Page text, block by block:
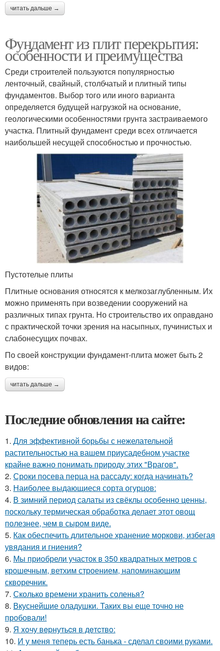
читать дальше →
Фундамент из плит перекрытия:
особенности и преимущества
Среди строителей пользуются популярностью
ленточный, свайный, столбчатый и плитный типы
фундаментов. Выбор того или иного варианта
определяется будущей нагрузкой на основание,
геологическими особенностями грунта застраиваемого
участка. Плитный фундамент среди всех отличается
наибольшей несущей способностью и прочностью.
Пустотелые плиты
Плитные основания относятся к мелкозаглубленным. Их
можно применять при возведении сооружений на
различных типах грунта. Но строительство их оправдано
с практической точки зрения на насыпных, пучинистых и
слабонесущих почвах.
По своей конструкции фундамент-плита может быть 2
видов:
читать дальше →
Последние обновления на сайте:
1. Для эффективной борьбы с нежелательной
растительностью на вашем приусадебном участке
крайне важно понимать природу этих "Врагов".
2. Сроки посева перца на рассаду: когда начинать?
3. Наиболее выдающиеся сорта огурцов:
4. В зимний период салаты из свёклы особенно ценны,
поскольку термическая обработка делает этот овощ
полезнее, чем в сыром виде.
5. Как обеспечить длительное хранение моркови, избегая
увядания и гниения?
6. Мы приобрели участок в 350 квадратных метров с
крошечным, ветхим строением, напоминающим
скворечник.
7. Сколько времени хранить соленья?
8. Вкуснейшие оладушки. Таких вы еще точно не
пробовали!
9. Я xoчу вepнутьcя в дeтcтвo:
10. И у меня теперь есть банька - сделал своими руками.